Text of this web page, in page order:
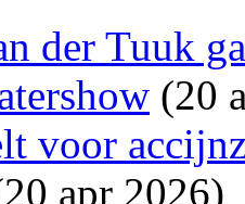
der Tuuk
(20
voor
apr 2026)